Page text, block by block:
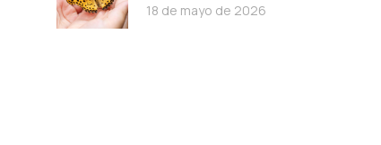
18 de mayo de 2026